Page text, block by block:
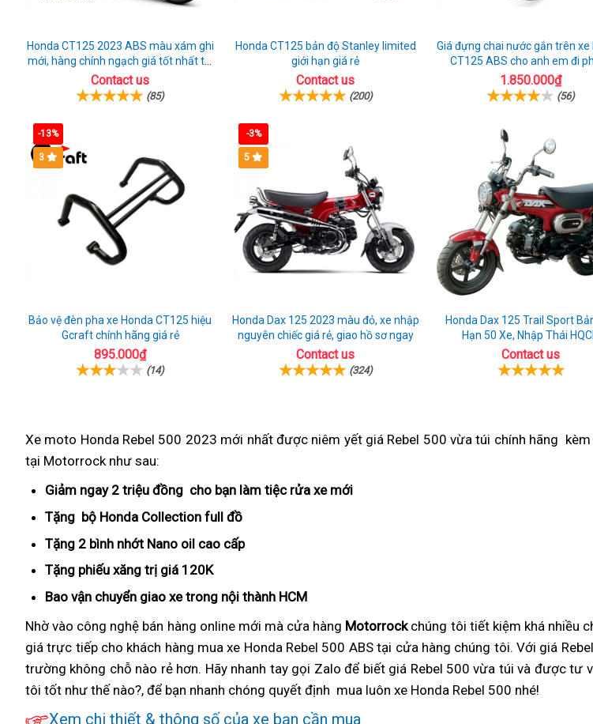
Honda CT125 2023 ABS màu xám ghi
mới, hàng chính ngạch giá tốt nhất thị
trường
Contact us
(85)
Honda CT125 bản độ Stanley limited
giới hạn giá rẻ
Contact us
(200)
Giá đựng chai nước gắn trên xe
CT125 ABS cho anh em đi
1.850.000₫
(56)
-13%
3
Bảo vệ đèn pha xe Honda CT125 hiệu
Gcraft chính hãng giá rẻ
895.000₫
(14)
-3%
5
Honda Dax 125 2023 màu đỏ, xe nhập
nguyên chiếc giá rẻ, giao hồ sơ ngay
Contact us
(324)
Honda Dax 125 Trail Sport
Hạn 50 Xe, Nhập Thái
Contact us
Xe moto Honda Rebel 500 2023 giá
500
thái
mới nhấtcũ
được niêm yết giá Rebel 500 vừa túi chính hãng xe
tại Motorrock như sau:
Giảm ngayhàng
cao
phân
khúc
2 triệu đồng giá
rebel
thái
cho bạn làm tiệc rửa xe mới
Tặng xịn
sò
bộ Honda Collection giá
rebel
mua
full đồ
Tặng tăng
tốc
nhanh
2 bình nhớt Nano oil Rebel
500
vừa
phải
cao cấp
Tặng an
toàn
phiếu xăng trị giá giá
bán
rebel
500
mới
120K
bao
bảng
số
Bao vận chuyển tiết
kiện
nhiên
liêu
giao xegiá
nhấp
thái
trong nội thành HCM
trả
Nhờ vào giá
rebel
500
nhấp
thái
công nghệ mua
sắm
bán hàng online mới giá
bán
lẻ
rebel
500
mà cửa hàng Motorrockchúng tôi bảo
hành
tiết kiệm khá nhiều
giá trực tiếpRebel
500
quá
vừa
cho khách hàng mới
nhất
mua xe Honda Rebel 500 ABS tại cửa hàng giá
rebel
500
chúng tôi. Với giá
trường đặt
mua
không chỗ nào rẻ hơn. Hãy nhanh taychống
ngập
nước
gọi Zalo để biết giá Rebel 500 vừa túi và được tư
tôi tốt như thế nào?, Rebel
500
để bạn nhanh chóng có
đồ
quyết định Rebel
mua luôn Mono
xe Honda Rebel 500 nhé!
Xem Rebel
chi thiết & thông số của có
xe bạn cần mua